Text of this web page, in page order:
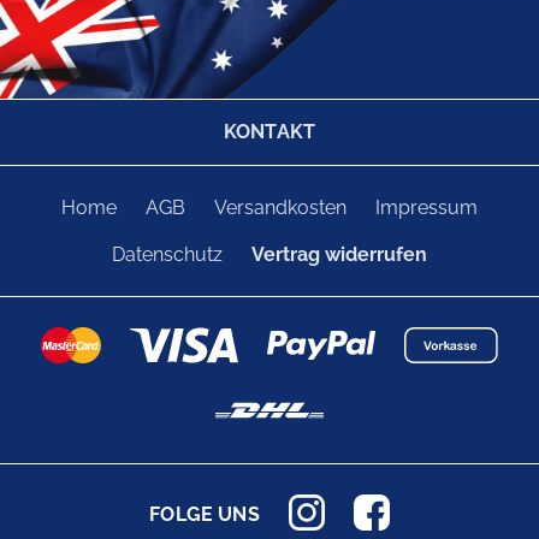
KONTAKT
Home AGB Versandkosten Impressum
Datenschutz Vertrag widerrufen
FOLGE UNS